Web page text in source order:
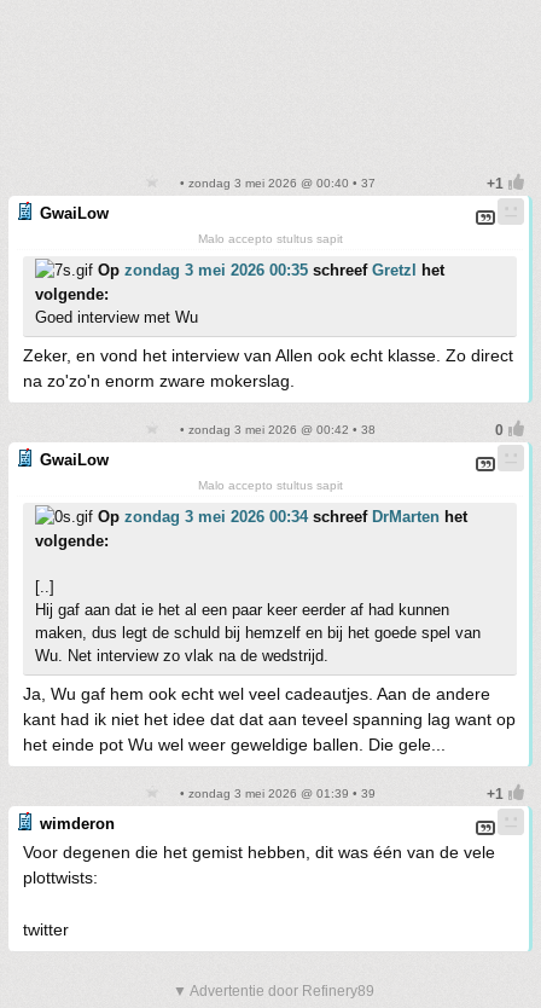
• zondag 3 mei 2026 @ 00:40 • 37
GwaiLow
Malo accepto stultus sapit
Op zondag 3 mei 2026 00:35 schreef Gretzl
het
volgende:
Goed interview met Wu
Zeker, en vond het interview van Allen ook echt klasse. Zo direct
na zo'zo'n enorm zware mokerslag.
• zondag 3 mei 2026 @ 00:42 • 38
GwaiLow
Malo accepto stultus sapit
Op zondag 3 mei 2026 00:34schreef DrMarten het
volgende:
[..]
Hij gaf aan dat ie het al een paar keer eerder af had kunnen
maken, dus legt de schuld bij hemzelf en bij het goede spel van
Wu. Net interview zo vlak na de wedstrijd.
Ja, Wu gaf hem ook echt wel veel cadeautjes. Aan de andere
kant had ik niet het idee dat dat aan teveel spanning lag want op
het einde pot Wu wel weer geweldige ballen. Die gele...
• zondag 3 mei 2026 @ 01:39 • 39
wimderon
Voor degenen die het gemist hebben, dit was één van de vele
plottwists:
twitter
▼ Advertentie door Refinery89